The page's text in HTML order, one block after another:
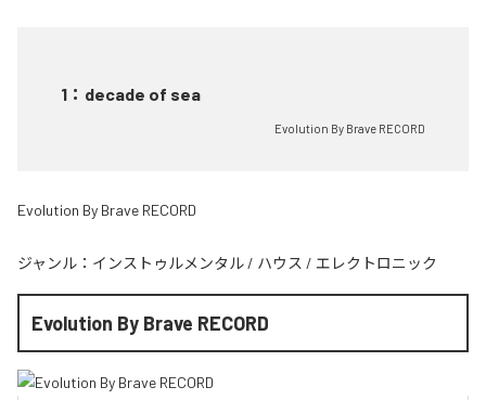
1 ： decade of sea
Evolution By Brave RECORD
Evolution By Brave RECORD
ジャンル： インストゥルメンタル / ハウス / エレクトロニック
Evolution By Brave RECORD